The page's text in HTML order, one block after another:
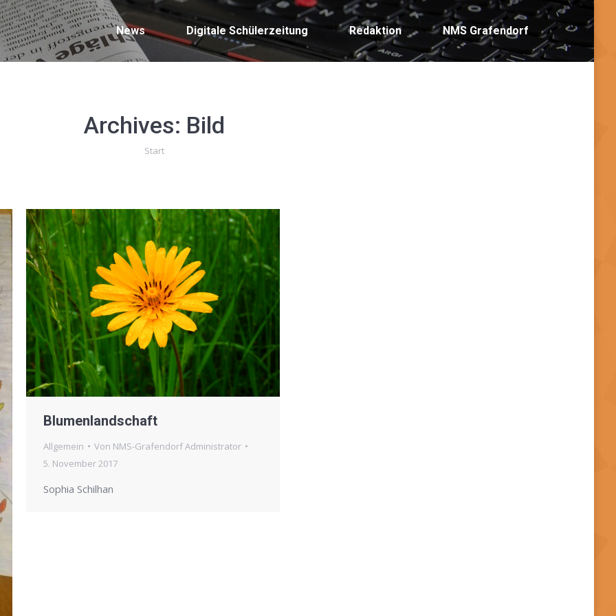
News Digitale Schülerzeitung Redaktion NMS Grafendorf
Archives: Bild
Sie befinden sich hier:
Start
Blumenlandschaft
Allgemein Von NMS-Grafendorf Administrator
5. November 2017
Sophia Schilhan
Digitale Schülerzeitung Redaktion NMS Grafendorf